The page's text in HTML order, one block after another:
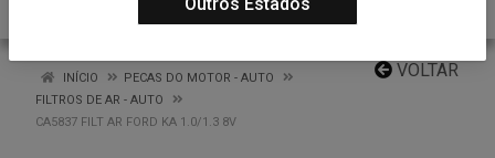
VOLTAR
INÍCIO
PECAS DO MOTOR - AUTO
FILTROS DE AR - AUTO
CA5837 FILT AR FORD KA 1.0/1.3 8V